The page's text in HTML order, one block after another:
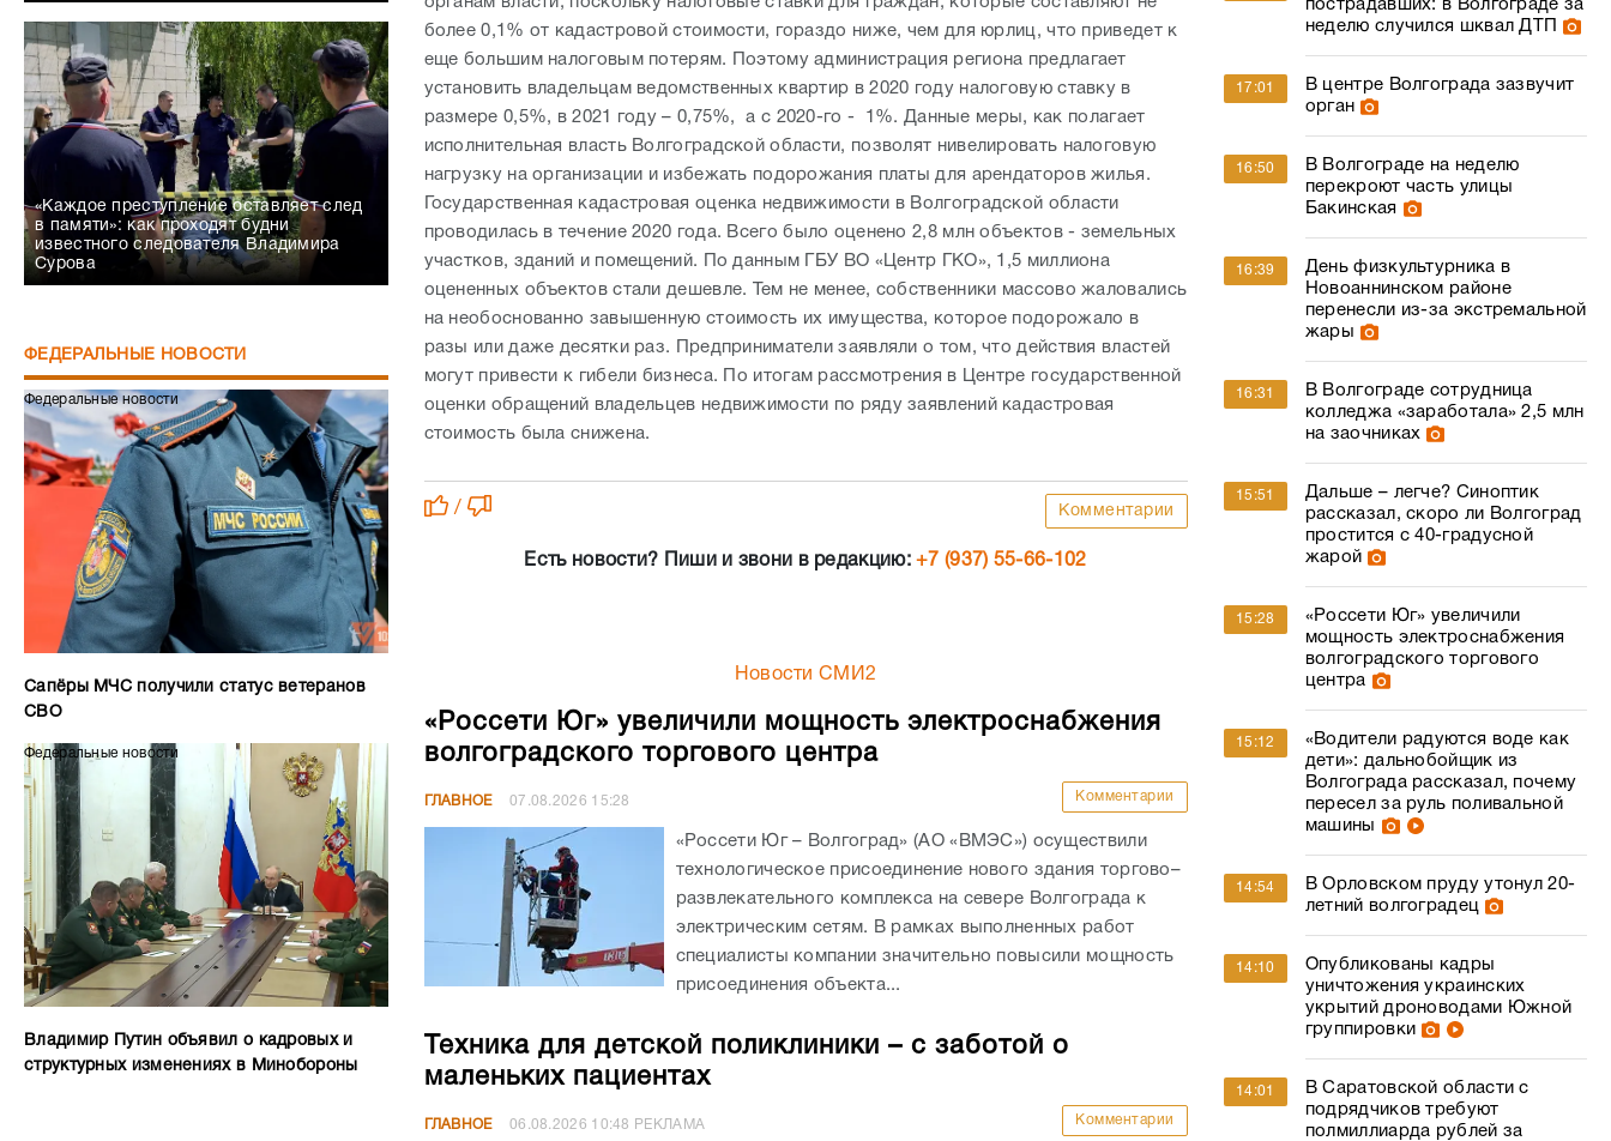
«Каждое преступление оставляет след
в памяти»: как проходят будни
известного следователя Владимира
Сурова
ФЕДЕРАЛЬНЫЕ НОВОСТИ
Федеральные новости
Сапёры МЧС получили статус ветеранов
СВО
Федеральные новости
Владимир Путин объявил о кадровых и
структурных изменениях в Минобороны
более 0,1% от кадастровой стоимости, гораздо ниже, чем для юрлиц, что приведет к
еще большим налоговым потерям. Поэтому администрация региона предлагает
установить владельцам ведомственных квартир в 2020 году налоговую ставку в
размере 0,5%, в 2021 году – 0,75%, а с 2020-го - 1%. Данные меры, как полагает
исполнительная власть Волгоградской области, позволят нивелировать налоговую
нагрузку на организации и избежать подорожания платы для арендаторов жилья.
Государственная кадастровая оценка недвижимости в Волгоградской области
проводилась в течение 2020 года. Всего было оценено 2,8 млн объектов - земельных
участков, зданий и помещений. По данным ГБУ ВО «Центр ГКО», 1,5 миллиона
оцененных объектов стали дешевле. Тем не менее, собственники массово жаловались
на необоснованно завышенную стоимость их имущества, которое подорожало в
разы или даже десятки раз. Предприниматели заявляли о том, что действия властей
могут привести к гибели бизнеса. По итогам рассмотрения в Центре государственной
оценки обращений владельцев недвижимости по ряду заявлений кадастровая
стоимость была снижена.
/ Комментарии
Есть новости? Пиши и звони в редакцию:+7 (937) 55-66-102
Новости СМИ2
«Россети Юг» увеличили мощность электроснабжения
волгоградского торгового центра
ГЛАВНОЕ 07.08.2026 15:28 Комментарии
«Россети Юг – Волгоград» (АО «ВМЭС») осуществили
технологическое присоединение нового здания торгово–
развлекательного комплекса на севере Волгограда к
электрическим сетям. В рамках выполненных работ
специалисты компании значительно повысили мощность
присоединения объекта...
Техника для детской поликлиники – с заботой о
маленьких пациентах
ГЛАВНОЕ 06.08.2026 10:48 РЕКЛАМА Комментарии
пострадавших: в Волгограде за
неделю случился шквал ДТП
17:01
В центре Волгограда зазвучит
орган
16:50
В Волгограде на неделю
перекроют часть улицы
Бакинская
16:39
День физкультурника в
Новоаннинском районе
перенесли из-за экстремальной
жары
16:31
В Волгограде сотрудница
колледжа «заработала» 2,5 млн
на заочниках
15:51
Дальше – легче? Синоптик
рассказал, скоро ли Волгоград
простится с 40-градусной
жарой
15:28
«Россети Юг» увеличили
мощность электроснабжения
волгоградского торгового
центра
15:12
«Водители радуются воде как
дети»: дальнобойщик из
Волгограда рассказал, почему
пересел за руль поливальной
машины
14:54
В Орловском пруду утонул 20-
летний волгоградец
14:10
Опубликованы кадры
уничтожения украинских
укрытий дроноводами Южной
группировки
14:01
В Саратовской области с
подрядчиков требуют
полмиллиарда рублей за